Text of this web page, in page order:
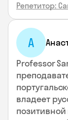
Репетитор:
А
Professor
владеет